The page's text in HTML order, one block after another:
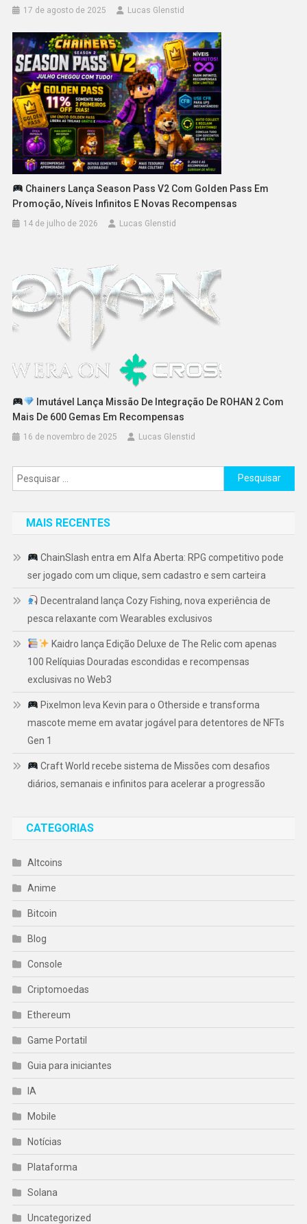
17 de agosto de 2025 Lucas Glenstid
Chainers Lança Season Pass V2 Com Golden Pass Em
Promoção, Níveis Infinitos E Novas Recompensas
14 de julho de 2026 Lucas Glenstid
Imutável Lança Missão De Integração De ROHAN 2 Com
Mais De 600 Gemas Em Recompensas
16 de novembro de 2025 Lucas Glenstid
Pesquisar
por:
MAIS RECENTES
ChainSlash entra em Alfa Aberta: RPG competitivo pode
ser jogado com um clique, sem cadastro e sem carteira
Decentraland lança Cozy Fishing, nova experiência de
pesca relaxante com Wearables exclusivos
Kaidro lança Edição Deluxe de The Relic com apenas
100 Relíquias Douradas escondidas e recompensas
exclusivas no Web3
Pixelmon leva Kevin para o Otherside e transforma
mascote meme em avatar jogável para detentores de NFTs
Gen 1
Craft World recebe sistema de Missões com desafios
diários, semanais e infinitos para acelerar a progressão
CATEGORIAS
Altcoins
Anime
Bitcoin
Blog
Console
Criptomoedas
Ethereum
Game Portatil
Guia para iniciantes
IA
Mobile
Notícias
Plataforma
Solana
Uncategorized